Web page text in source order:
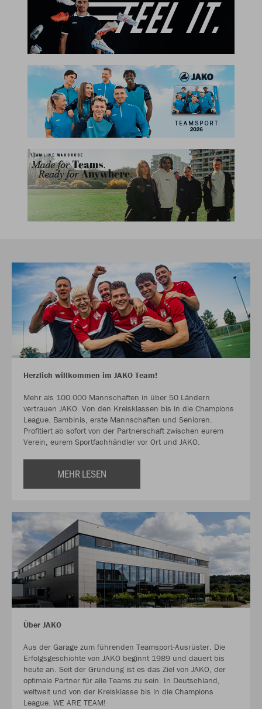
Herzlich willkommen im JAKO Team!
Mehr als 100.000 Mannschaften in über 50 Ländern
vertrauen JAKO. Von den Kreisklassen bis in die Champions
League. Bambinis, erste Mannschaften und Senioren.
Profitiert ab sofort von der Partnerschaft zwischen eurem
Verein, eurem Sportfachhändler vor Ort und JAKO.
MEHR LESEN
Über JAKO
Aus der Garage zum führenden Teamsport-Ausrüster. Die
Erfolgsgeschichte von JAKO beginnt 1989 und dauert bis
heute an. Seit der Gründung ist es das Ziel von JAKO, der
optimale Partner für alle Teams zu sein. In Deutschland,
weltweit und von der Kreisklasse bis in die Champions
League. WE ARE TEAM!